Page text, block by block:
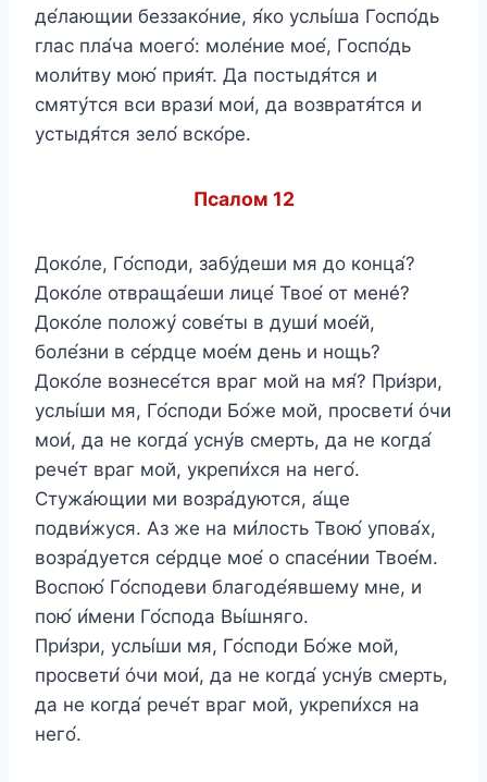
де́лающии беззако́ние, я́ко услы́ша Госпо́дь
глас пла́ча моего́: моле́ние мое́, Госпо́дь
моли́тву мою́ прия́т. Да постыдя́тся и
смяту́тся вси врази́ мои́, да возвратя́тся и
устыдя́тся зело́ вско́ре.
Псалом 12
Доко́ле, Го́споди, забу́деши мя до конца́?
Доко́ле отвраща́еши лице́ Твое́ от менé?
Доко́ле положу́ сове́ты в души́ мое́й,
боле́зни в се́рдце мое́м день и нощь?
Доко́ле вознесе́тся враг мой на мя́? При́зри,
услы́ши мя, Го́споди Бо́же мой, просвети́ óчи
мои́, да не когда́ усну́в смерть, да не когда́
рече́т враг мой, укрепи́хся на него́.
Стужа́ющии ми возра́дуются, а́ще
подви́жуся. Аз же на ми́лость Твою́ упова́х,
возра́дуется се́рдце мое́ о спасе́нии Твое́м.
Воспою́ Го́сподеви благоде́явшему мне, и
пою́ и́мени Го́спода Вы́шняго.
При́зри, услы́ши мя, Го́споди Бо́же мой,
просвети́ óчи мои́, да не когда́ усну́в смерть,
да не когда́ рече́т враг мой, укрепи́хся на
него́.